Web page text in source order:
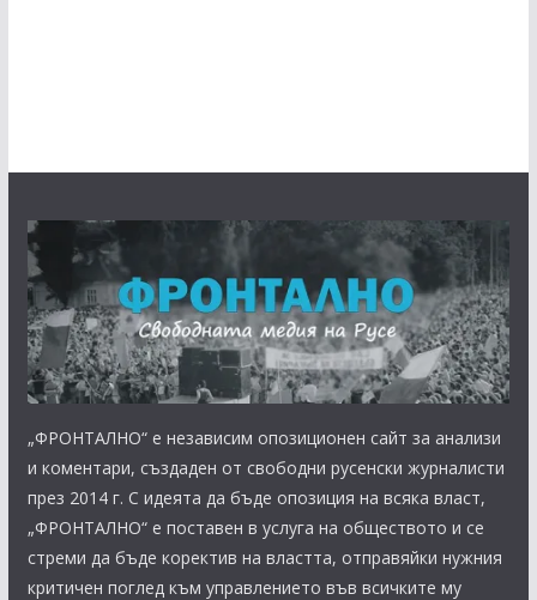
„ФРОНТАЛНО“ е независим опозиционен сайт за анализи
и коментари, създаден от свободни русенски журналисти
през 2014 г. С идеята да бъде опозиция на всяка власт,
„ФРОНТАЛНО“ е поставен в услуга на обществото и се
стреми да бъде коректив на властта, отправяйки нужния
критичен поглед към управлението във всичките му